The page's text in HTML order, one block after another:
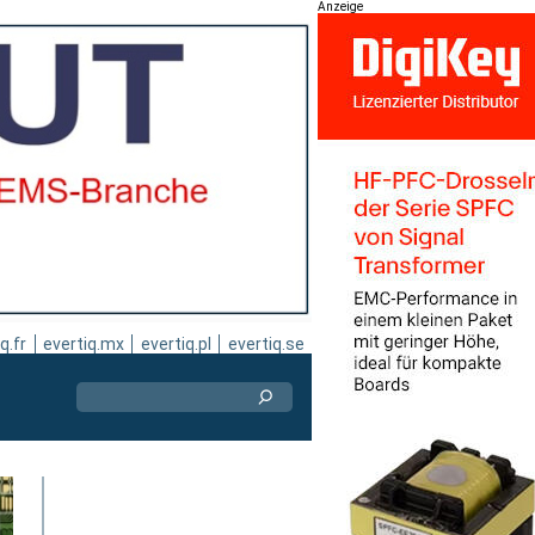
evertiq.mx evertiq.pl evertiq.se
Anzeige